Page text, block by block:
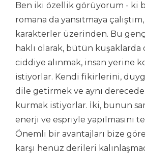
Ben iki özellik görüyorum - ki
romana da yansıtmaya
karakterler üzerinden. Bu
haklı olarak, bütün
ciddiye alınmak, insan yerine
istiyorlar. Kendi fikirlerini,
dile getirmek ve aynı
kurmak istiyorlar. İki, bunun
enerji ve espriyle yapılmasını
Önemli bir avantajları bize
karşı henüz derileri